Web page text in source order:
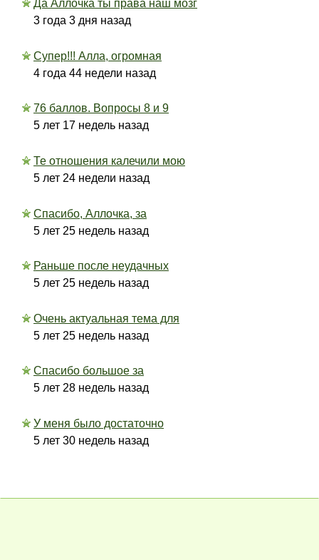
Да Аллочка ты права наш мозг
3 года 3 дня назад
Супер!!! Алла, огромная
4 года 44 недели назад
76 баллов. Вопросы 8 и 9
5 лет 17 недель назад
Те отношения калечили мою
5 лет 24 недели назад
Спасибо, Аллочка, за
5 лет 25 недель назад
Раньше после неудачных
5 лет 25 недель назад
Очень актуальная тема для
5 лет 25 недель назад
Спасибо большое за
5 лет 28 недель назад
У меня было достаточно
5 лет 30 недель назад